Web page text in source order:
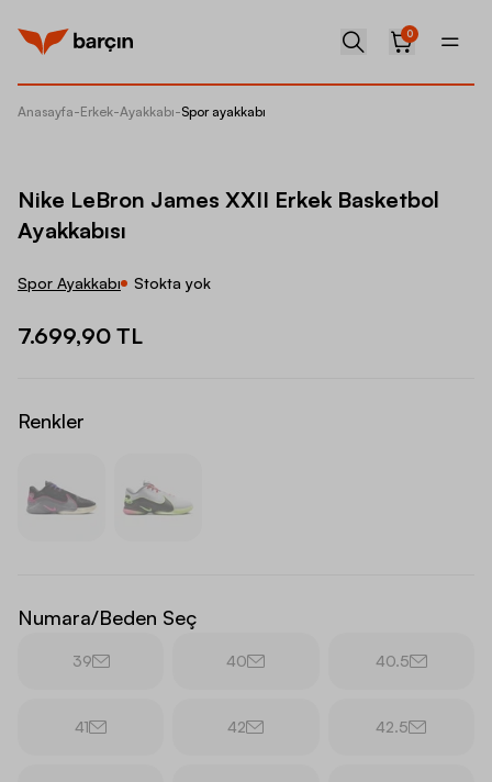
0
Anasayfa-Erkek-Ayakkabı-Spor ayakkabı
Nike LeBron James XXII Erkek Basketbol
Ayakkabısı
Spor Ayakkabı Stokta yok
7.699,90 TL
Renkler
Numara/Beden Seç
39 40 40.5
41 42 42.5